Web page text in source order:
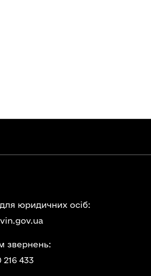
юридичних осіб:
звернень:
216 433